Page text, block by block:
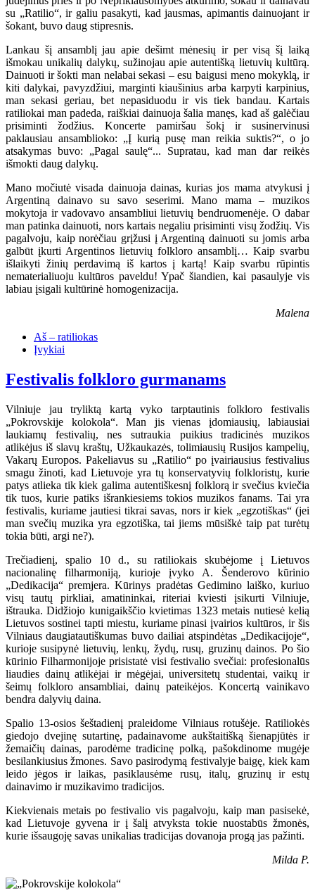
su „Ratilio“, ir galiu pasakyti, kad jausmas, apimantis dainuojant ir
šokant, buvo daug stipresnis.
Lankau šį ansamblį jau apie dešimt mėnesių ir per visą šį laiką
išmokau unikalių dalykų, sužinojau apie autentišką lietuvių kultūrą.
Dainuoti ir šokti man nelabai sekasi – esu baigusi meno mokyklą, ir
kiti dalykai, pavyzdžiui, marginti kiaušinius arba karpyti karpinius,
man sekasi geriau, bet nepasiduodu ir vis tiek bandau. Kartais
ratiliokai man padeda, raiškiai dainuoja šalia manęs, kad aš galėčiau
prisiminti žodžius. Koncerte pamiršau šokį ir susinervinusi
paklausiau ansamblioko: „Į kurią pusę man reikia suktis?“, o jo
atsakymas buvo: „Pagal saulę“... Supratau, kad man dar reikės
išmokti daug dalykų.
Mano močiutė visada dainuoja dainas, kurias jos mama atvykusi į
Argentiną dainavo su savo seserimi. Mano mama – muzikos
mokytoja ir vadovavo ansambliui lietuvių bendruomenėje. O dabar
man patinka dainuoti, nors kartais negaliu prisiminti visų žodžių. Vis
pagalvoju, kaip norėčiau grįžusi į Argentiną dainuoti su jomis arba
galbūt įkurti Argentinos lietuvių folkloro ansamblį… Kaip svarbu
išlaikyti žinių perdavimą iš kartos į kartą! Kaip svarbu rūpintis
nematerialiuoju kultūros paveldu! Ypač šiandien, kai pasaulyje vis
labiau įsigali kultūrinė homogenizacija.
Malena
Aš – ratiliokas
Įvykiai
Festivalis folkloro gurmanams
Vilniuje jau tryliktą kartą vyko tarptautinis folkloro festivalis
„Pokrovskije kolokola“. Man jis vienas įdomiausių, labiausiai
laukiamų festivalių, nes sutraukia puikius tradicinės muzikos
atlikėjus iš slavų kraštų, Užkaukazės, tolimiausių Rusijos kampelių,
Vakarų Europos. Pakeliavus su „Ratilio“ po įvairiausius festivalius
smagu žinoti, kad Lietuvoje yra tų konservatyvių folkloristų, kurie
patys atlieka tik kiek galima autentiškesnį folklorą ir svečius kviečia
tik tuos, kurie patiks išrankiesiems tokios muzikos fanams. Tai yra
festivalis, kuriame jautiesi tikrai savas, nors ir kiek „egzotiškas“ (jei
man svečių muzika yra egzotiška, tai jiems mūsiškė taip pat turėtų
tokia būti, argi ne?).
Trečiadienį, spalio 10 d., su ratiliokais skubėjome į Lietuvos
nacionalinę filharmoniją, kurioje įvyko A. Šenderovo kūrinio
„Dedikacija“ premjera. Kūrinys pradėtas Gedimino laiško, kuriuo
visų tautų pirkliai, amatininkai, riteriai kviesti įsikurti Vilniuje,
ištrauka. Didžiojo kunigaikščio kvietimas 1323 metais nutiesė kelią
Lietuvos sostinei tapti miestu, kuriame pinasi įvairios kultūros, ir šis
Vilniaus daugiatautiškumas buvo dailiai atspindėtas „Dedikacijoje“,
kurioje susipynė lietuvių, lenkų, žydų, rusų, gruzinų dainos. Po šio
kūrinio Filharmonijoje prisistatė visi festivalio svečiai: profesionalūs
liaudies dainų atlikėjai ir mėgėjai, universitetų studentai, vaikų ir
šeimų folkloro ansambliai, dainų pateikėjos. Koncertą vainikavo
bendra dalyvių daina.
Spalio 13-osios šeštadienį praleidome Vilniaus rotušėje. Ratiliokės
giedojo dvejinę sutartinę, padainavome aukštaitišką šienapjūtės ir
žemaičių dainas, parodėme tradicinę polką, pašokdinome mugėje
besilankiusius žmones. Savo pasirodymą festivalyje baigę, kiek kam
leido jėgos ir laikas, pasiklausėme rusų, italų, gruzinų ir estų
dainavimo ir muzikavimo tradicijos.
Kiekvienais metais po festivalio vis pagalvoju, kaip man pasisekė,
kad Lietuvoje gyvena ir į šalį atvyksta tokie nuostabūs žmonės,
kurie išsaugoję savas unikalias tradicijas dovanoja progą jas pažinti.
Milda P.